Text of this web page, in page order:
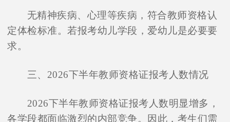
无精神疾病、心理等疾病，符合教师资格认
定体检标准。若报考幼儿学段，爱幼儿是必要要
求。
三、2026下半年教师资格证报考人数情况
2026下半年教师资格证报考人数明显增多，
各学段都面临激烈的内部竞争。因此，考生们需